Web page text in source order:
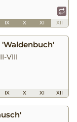
IX X XI XII
VIII
IX X XI XII